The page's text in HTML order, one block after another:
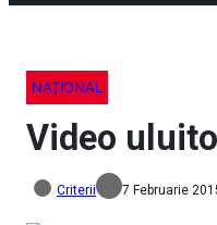
NAȚIONAL
Video
Criterii 7 Februarie